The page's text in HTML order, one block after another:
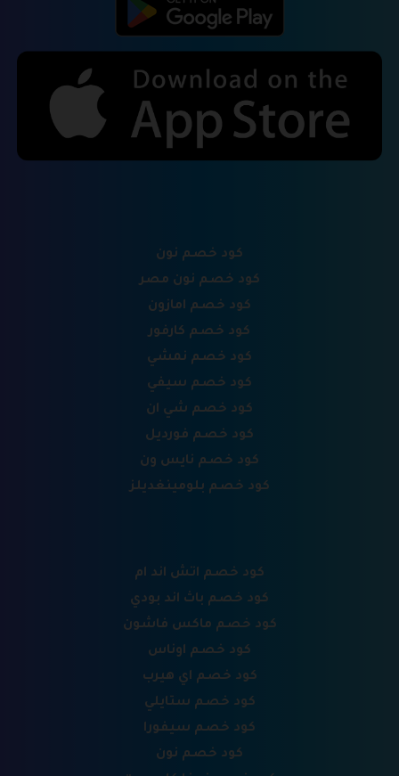
كود خصم نون
كود خصم نون مصر
كود خصم امازون
كود خصم كارفور
كود خصم نمشي
كود خصم سيفي
كود خصم شي ان
كود خصم فورديل
كود خصم نايس ون
كود خصم بلومينغديلز
كود خصم اتش اند ام
كود خصم باث اند بودي
كود خصم ماكس فاشون
كود خصم اوناس
كود خصم اي هيرب
كود خصم ستايلي
كود خصم سيفورا
كود خصم نون